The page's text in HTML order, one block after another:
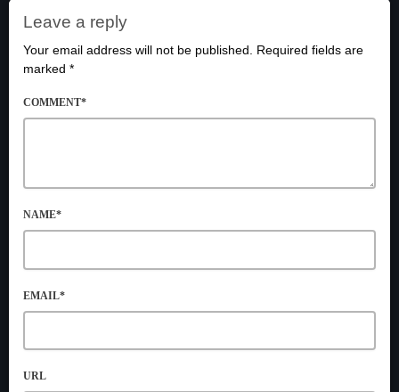
Leave a reply
Your email address will not be published. Required fields are
marked *
COMMENT*
NAME*
EMAIL*
URL